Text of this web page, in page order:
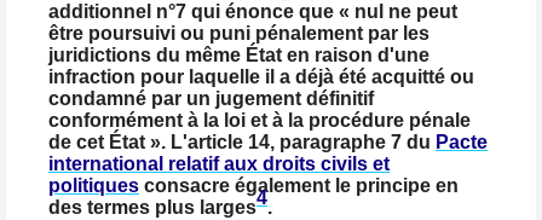
additionnel n°7 qui énonce que « nul ne peut
être poursuivi ou puni pénalement par les
juridictions du même État en raison d'une
infraction pour laquelle il a déjà été acquitté ou
condamné par un jugement définitif
conformément à la loi et à la procédure pénale
de cet État ». L'article 14, paragraphe 7 du Pacte
international relatif aux droits civils et
politiques consacre également le principe en
des termes plus larges4.